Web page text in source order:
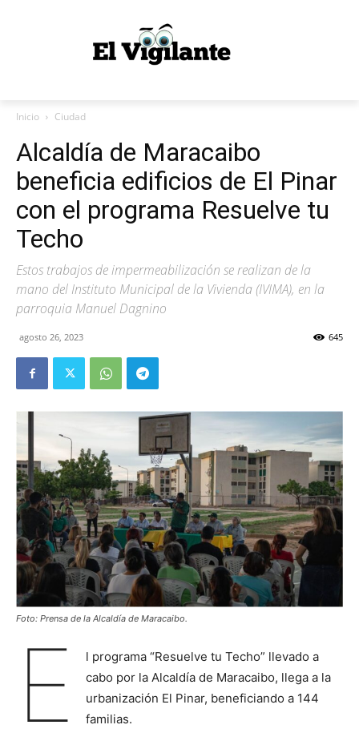
Inicio Ciudad
Alcaldía de Maracaibo
beneficia edificios de El Pinar
con el programa Resuelve tu
Techo
Estos trabajos de impermeabilización se realizan de la
mano del Instituto Municipal de la Vivienda (IVIMA), en la
parroquia Manuel Dagnino
agosto 26, 2023 645
Foto: Prensa de la Alcaldía de Maracaibo.
E
l programa “Resuelve tu Techo” llevado a
cabo por la Alcaldía de Maracaibo, llega a la
urbanización El Pinar, beneficiando a 144
familias.